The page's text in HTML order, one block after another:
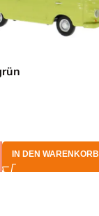
IN DEN WARENKORB